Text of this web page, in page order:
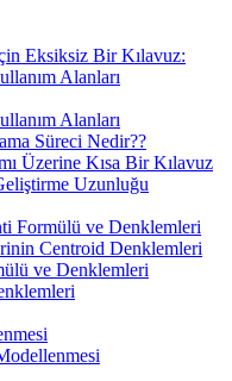
Eksiksiz Bir Kılavuz:
Alanları
Alanları
Süreci Nedir??
Üzerine Kısa Bir Kılavuz
Uzunluğu
Formülü ve Denklemleri
Centroid Denklemleri
ve Denklemleri